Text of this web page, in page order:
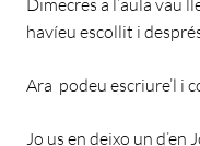
havíeu escollit i
Ara podeu escriure’l i
Jo us en deixo un